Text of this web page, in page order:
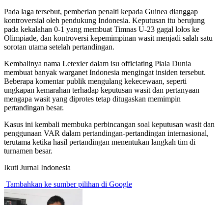
Pada laga tersebut, pemberian penalti kepada Guinea dianggap
kontroversial oleh pendukung Indonesia. Keputusan itu berujung
pada kekalahan 0-1 yang membuat Timnas U-23 gagal lolos ke
Olimpiade, dan kontroversi kepemimpinan wasit menjadi salah satu
sorotan utama setelah pertandingan.
Kembalinya nama Letexier dalam isu officiating Piala Dunia
membuat banyak warganet Indonesia mengingat insiden tersebut.
Beberapa komentar publik mengulang kekecewaan, seperti
ungkapan kemarahan terhadap keputusan wasit dan pertanyaan
mengapa wasit yang diprotes tetap ditugaskan memimpin
pertandingan besar.
Kasus ini kembali membuka perbincangan soal keputusan wasit dan
penggunaan VAR dalam pertandingan-pertandingan internasional,
terutama ketika hasil pertandingan menentukan langkah tim di
turnamen besar.
Ikuti Jurnal Indonesia
Tambahkan ke sumber pilihan di Google